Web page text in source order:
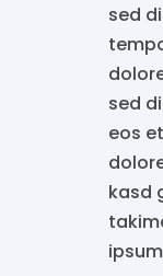
sed
sed
eos
kasd